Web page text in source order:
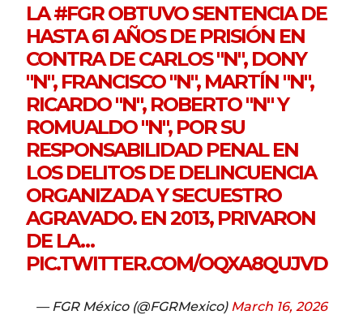
LA#FGROBTUVO SENTENCIA DE
HASTA 61 AÑOS DE PRISIÓN EN
CONTRA DE CARLOS "N", DONY
"N", FRANCISCO "N", MARTÍN "N",
RICARDO "N", ROBERTO "N" Y
ROMUALDO "N", POR SU
RESPONSABILIDAD PENAL EN
LOS DELITOS DE DELINCUENCIA
ORGANIZADA Y SECUESTRO
AGRAVADO. EN 2013, PRIVARON
DE LA…
PIC.TWITTER.COM/OQXA8QUJVD
— FGR México (@FGRMexico) March 16, 2026